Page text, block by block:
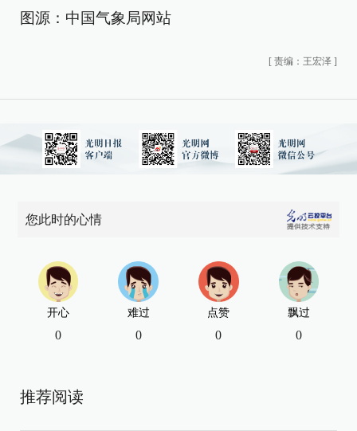
图源：中国气象局网站
[ 责编：王宏泽 ]
您此时的心情
开心
0
难过
0
点赞
0
飘过
0
推荐阅读